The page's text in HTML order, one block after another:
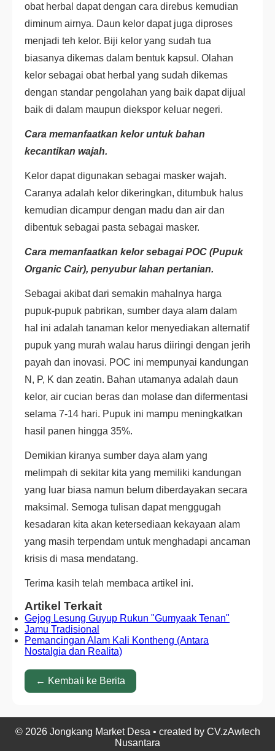
obat herbal dapat dengan cara direbus kemudian
diminum airnya. Daun kelor dapat juga diproses
menjadi teh kelor. Biji kelor yang sudah tua
biasanya dikemas dalam bentuk kapsul. Olahan
kelor sebagai obat herbal yang sudah dikemas
dengan standar pengolahan yang baik dapat dijual
baik di dalam maupun diekspor keluar negeri.
Cara memanfaatkan kelor untuk bahan
kecantikan wajah.
Kelor dapat digunakan sebagai masker wajah.
Caranya adalah kelor dikeringkan, ditumbuk halus
kemudian dicampur dengan madu dan air dan
dibentuk sebagai pasta sebagai masker.
Cara memanfaatkan kelor sebagai POC (Pupuk
Organic Cair), penyubur lahan pertanian.
Sebagai akibat dari semakin mahalnya harga
pupuk-pupuk pabrikan, sumber daya alam dalam
hal ini adalah tanaman kelor menyediakan alternatif
pupuk yang murah walau harus diiringi dengan jerih
payah dan inovasi. POC ini mempunyai kandungan
N, P, K dan zeatin. Bahan utamanya adalah daun
kelor, air cucian beras dan molase dan difermentasi
selama 7-14 hari. Pupuk ini mampu meningkatkan
hasil panen hingga 35%.
Demikian kiranya sumber daya alam yang
melimpah di sekitar kita yang memiliki kandungan
yang luar biasa namun belum diberdayakan secara
maksimal. Semoga tulisan dapat menggugah
kesadaran kita akan ketersediaan kekayaan alam
yang masih terpendam untuk menghadapi ancaman
krisis di masa mendatang.
Terima kasih telah membaca artikel ini.
Artikel Terkait
Gejog Lesung Guyup Rukun "Gumyaak Tenan"
Jamu Tradisional
Pemancingan Alam Kali Kontheng (Antara
Nostalgia dan Realita)
← Kembali ke Berita
© 2026 Jongkang Market Desa • created by CV.zAwtech
Nusantara